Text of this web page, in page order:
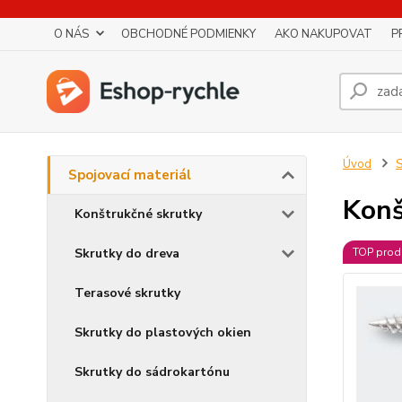
O NÁS OBCHODNÉ PODMIENKY AKO NAKUPOVAT
Spojovací materiál
Konštrukčné skrutky
Skrutky do dreva
Terasové skrutky
Skrutky do plastových okien
Skrutky do sádrokartónu
Úvod
TOP